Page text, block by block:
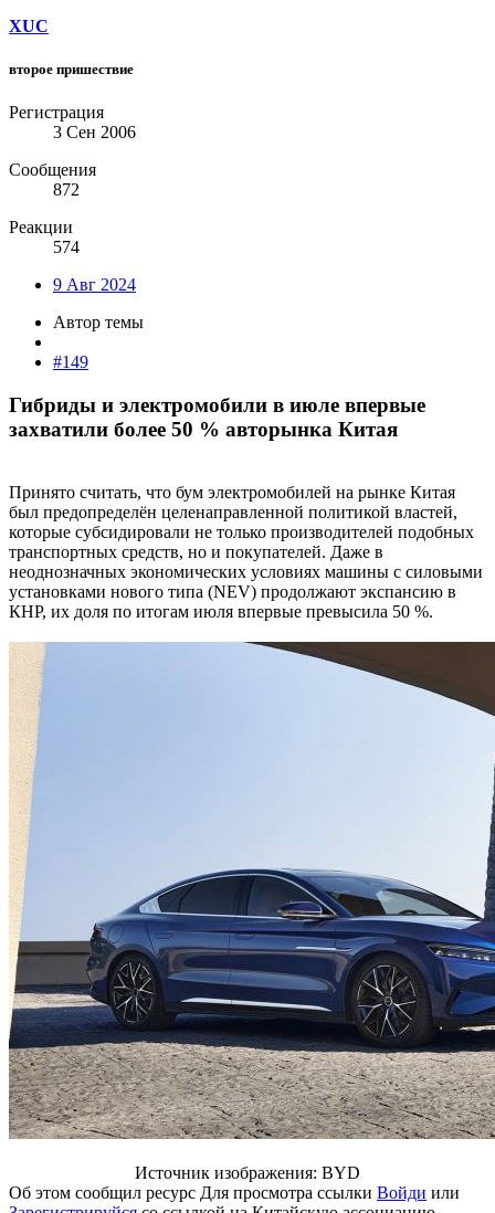
XUC
второе пришествие
Регистрация
3 Сен 2006
Сообщения
872
Реакции
574
9 Авг 2024
Автор темы
#149
Гибриды и электромобили в июле впервые
захватили более 50 % авторынка Китая​
Принято считать, что бум электромобилей на рынке Китая
был предопределён целенаправленной политикой властей,
которые субсидировали не только производителей подобных
транспортных средств, но и покупателей. Даже в
неоднозначных экономических условиях машины с силовыми
установками нового типа (NEV) продолжают экспансию в
КНР, их доля по итогам июля впервые превысила 50 %.
Источник изображения: BYD​
Об этом сообщил ресурс Для просмотра ссылки Войди или